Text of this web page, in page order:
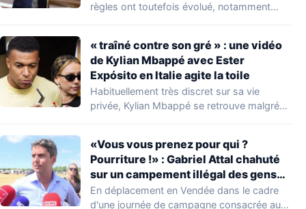
règles ont toutefois évolué, notamment
« traîné contre son gré » : une vidéo
de Kylian Mbappé avec Ester
Expósito en Italie agite la toile
Habituellement très discret sur sa vie
privée, Kylian Mbappé se retrouve malgré
«Vous vous prenez pour qui ?
Pourriture !» : Gabriel Attal chahuté
sur un campement illégal des gens
du voyage
En déplacement en Vendée dans le cadre
d'une journée de campagne consacrée aux